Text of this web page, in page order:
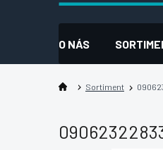
O NÁS
Sortiment